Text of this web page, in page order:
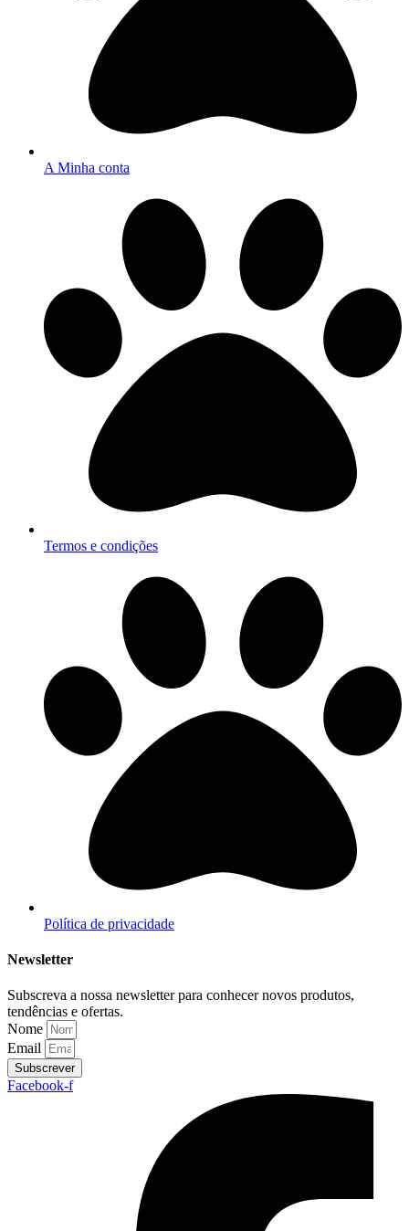
A Minha conta
Termos e condições
Política de privacidade
Newsletter
Subscreva a nossa newsletter para conhecer novos produtos,
tendências e ofertas.
Nome
Email
Subscrever
Facebook-f